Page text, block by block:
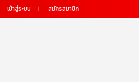
เข้าสู่ระบบ สมัครสมาชิก